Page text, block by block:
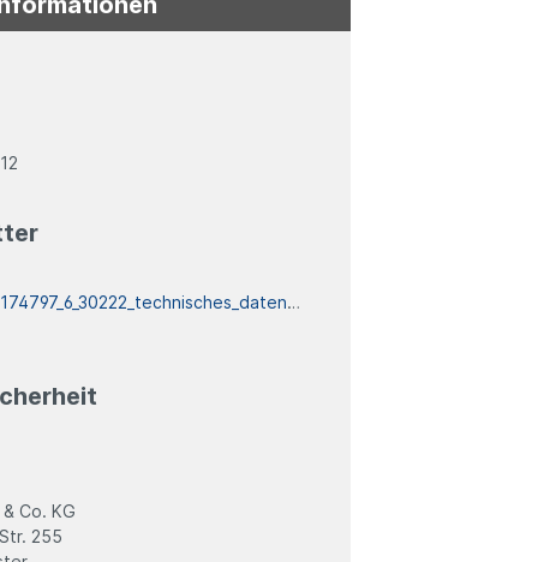
174797_6_30222_technisches_datenblatt
Co. KG
255